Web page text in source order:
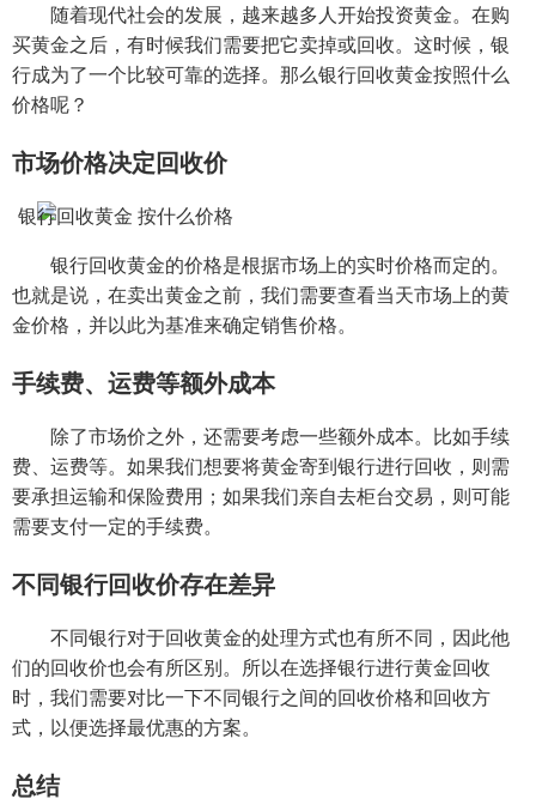
随着现代社会的发展，越来越多人开始投资黄金。在购
买黄金之后，有时候我们需要把它卖掉或回收。这时候，银
行成为了一个比较可靠的选择。那么银行回收黄金按照什么
价格呢？
市场价格决定回收价
银行回收黄金的价格是根据市场上的实时价格而定的。
也就是说，在卖出黄金之前，我们需要查看当天市场上的黄
金价格，并以此为基准来确定销售价格。
手续费、运费等额外成本
除了市场价之外，还需要考虑一些额外成本。比如手续
费、运费等。如果我们想要将黄金寄到银行进行回收，则需
要承担运输和保险费用；如果我们亲自去柜台交易，则可能
需要支付一定的手续费。
不同银行回收价存在差异
不同银行对于回收黄金的处理方式也有所不同，因此他
们的回收价也会有所区别。所以在选择银行进行黄金回收
时，我们需要对比一下不同银行之间的回收价格和回收方
式，以便选择最优惠的方案。
总结